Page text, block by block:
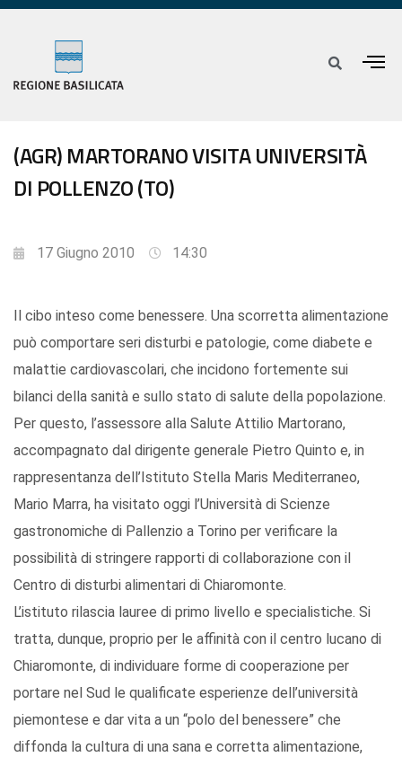
(AGR) MARTORANO VISITA UNIVERSITÀ
DI POLLENZO (TO)
17 Giugno 2010 14:30
Il cibo inteso come benessere. Una scorretta alimentazione
può comportare seri disturbi e patologie, come diabete e
malattie cardiovascolari, che incidono fortemente sui
bilanci della sanità e sullo stato di salute della popolazione.
Per questo, l’assessore alla Salute Attilio Martorano,
accompagnato dal dirigente generale Pietro Quinto e, in
rappresentanza dell’Istituto Stella Maris Mediterraneo,
Mario Marra, ha visitato oggi l’Università di Scienze
gastronomiche di Pallenzio a Torino per verificare la
possibilità di stringere rapporti di collaborazione con il
Centro di disturbi alimentari di Chiaromonte.
L’istituto rilascia lauree di primo livello e specialistiche. Si
tratta, dunque, proprio per le affinità con il centro lucano di
Chiaromonte, di individuare forme di cooperazione per
portare nel Sud le qualificate esperienze dell’università
piemontese e dar vita a un “polo del benessere” che
diffonda la cultura di una sana e corretta alimentazione,